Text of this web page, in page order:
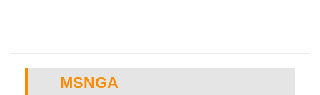
MSNGA